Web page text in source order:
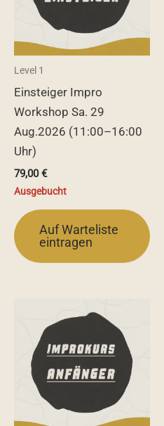
Level 1
Einsteiger Impro
Workshop Sa. 29
Aug.2026 (11:00–16:00
Uhr)
79,00€
Ausgebucht
Auf Warteliste
eintragen